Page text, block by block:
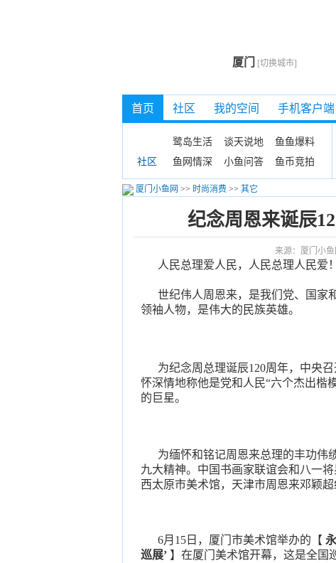
厦门 [切换城市]
首页 社区 我的空间 手机客户端
社区
鹭岛生活 谈天说地
鱼鱼爆料
鱼网情深
小鱼问答 鱼币竞拍
厦门小鱼网 >> 时尚消费 >> 其它
纪念周恩来诞辰
来源：厦门小鱼
人民总理爱人民，人民总理人民爱！
世纪伟人周恩来，是我们党、国家
领袖人物，是伟大的民族英雄。
为纪念周总理诞辰120周年，中央
怀深情地称他是党和人民“六个杰出楷
的巨星。
为缅怀和铭记周恩来总理的丰功伟
九大精神。中国书画家联谊会和八一
西太原市美术馆，天津市周恩来邓颖
6月15日，厦门市美术馆举办的【
巡展’ 】在厦门美术馆开幕，这是全国